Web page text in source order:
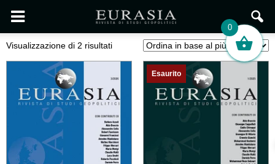
Visualizzazione di 2 risultatiOrdina
più
Esaurito
0